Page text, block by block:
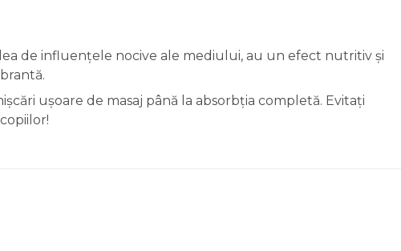
de influențele nocive ale mediului, au un efect nutritiv și
ușoare de masaj până la absorbția completă. Evitați